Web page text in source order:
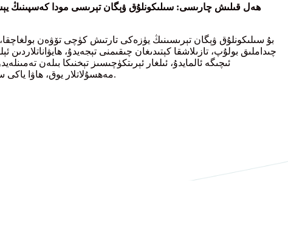
بۇ سىلىكونلۇق ۋېگان تېرىسىنىڭ يۈزەكى تارتىش كۈچى تۆۋەن بولغاچقا،
چىداملىق بولۇپ، تازىلاشقا كېتىدىغان چىقىمنى تېجەيدۇ، ھايۋاناتلاردىن
ئىچىگە ئالمايدۇ، ئىلغار ئېرىتكۈچىسىز تېخنىكا بىلەن
مەھسۇلاتلار يوق، ھاۋا ياكى سۇغا زىيان يەتكۈزمەيدۇ.